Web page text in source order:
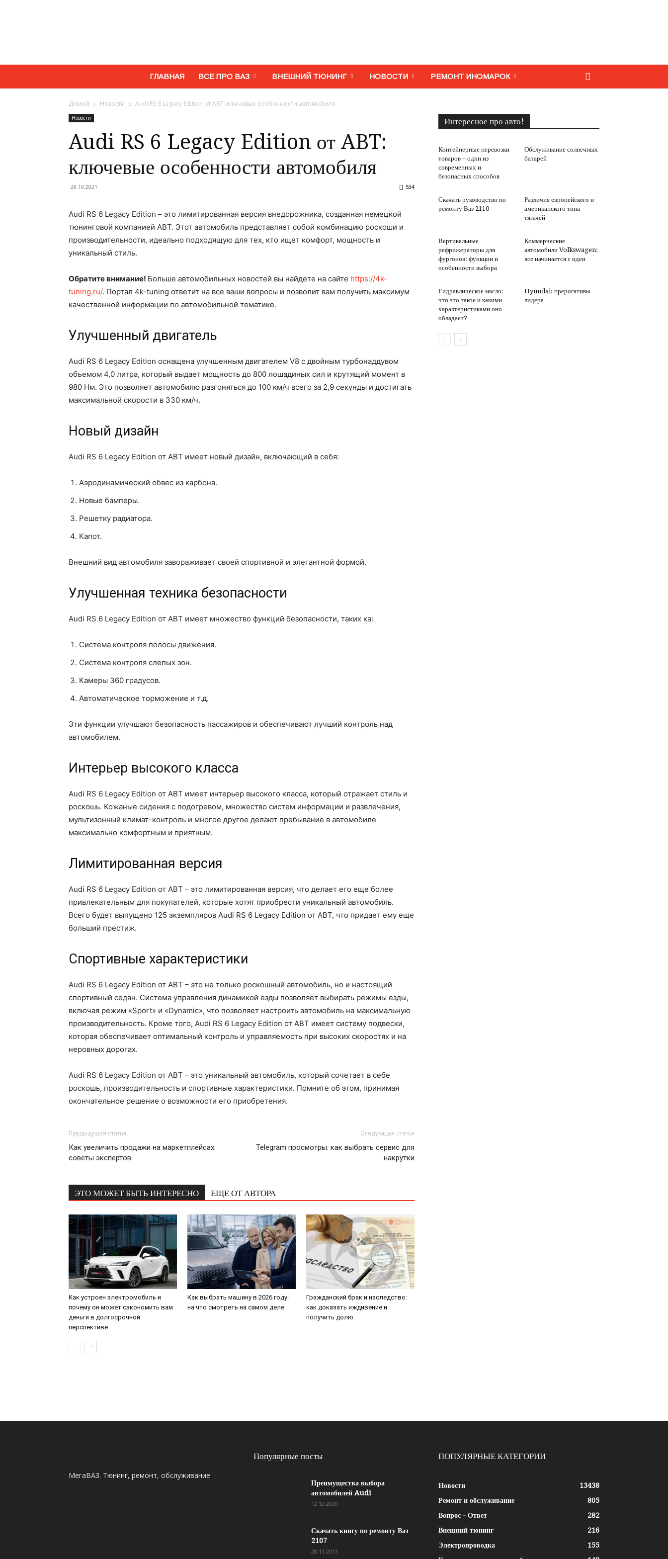
МегаВАЗ.
ГЛАВНАЯ ВСЕ ПРО ВАЗ ВНЕШНИЙ ТЮНИНГ НОВОСТИ РЕМОНТ ИНОМАРОК
Домой Новости Audi RS 6 Legacy Edition от ABT: ключевые особенности автомобиля
Новости
Audi RS 6 Legacy Edition от ABT:
ключевые особенности автомобиля
28.10.2021 534
Audi RS 6 Legacy Edition – это лимитированная версия внедорожника, созданная немецкой
тюнинговой компанией ABT. Этот автомобиль представляет собой комбинацию роскоши и
производительности, идеально подходящую для тех, кто ищет комфорт, мощность и
уникальный стиль.
Обратите внимание! Больше автомобильных новостей вы найдете на сайте https://4k-
tuning.ru/. Портал 4k-tuning ответит на все ваши вопросы и позволит вам получить максимум
качественной информации по автомобильной тематике.
Улучшенный двигатель
Audi RS 6 Legacy Edition оснащена улучшенным двигателем V8 с двойным турбонаддувом
объемом 4,0 литра, который выдает мощность до 800 лошадиных сил и крутящий момент в
980 Нм. Это позволяет автомобилю разгоняться до 100 км/ч всего за 2,9 секунды и достигать
максимальной скорости в 330 км/ч.
Новый дизайн
Audi RS 6 Legacy Edition от ABT имеет новый дизайн, включающий в себя:
Аэродинамический обвес из карбона.
Новые бамперы.
Решетку радиатора.
Капот.
Внешний вид автомобиля завораживает своей спортивной и элегантной формой.
Улучшенная техника безопасности
Audi RS 6 Legacy Edition от ABT имеет множество функций безопасности, таких ка:
Система контроля полосы движения.
Система контроля слепых зон.
Камеры 360 градусов.
Автоматическое торможение и т.д.
Эти функции улучшают безопасность пассажиров и обеспечивают лучший контроль над
автомобилем.
Интерьер высокого класса
Audi RS 6 Legacy Edition от ABT имеет интерьер высокого класса, который отражает стиль и
роскошь. Кожаные сидения с подогревом, множество систем информации и развлечения,
мультизонный климат-контроль и многое другое делают пребывание в автомобиле
максимально комфортным и приятным.
Лимитированная версия
Audi RS 6 Legacy Edition от ABT – это лимитированная версия, что делает его еще более
привлекательным для покупателей, которые хотят приобрести уникальный автомобиль.
Всего будет выпущено 125 экземпляров Audi RS 6 Legacy Edition от ABT, что придает ему еще
больший престиж.
Спортивные характеристики
Audi RS 6 Legacy Edition от ABT – это не только роскошный автомобиль, но и настоящий
спортивный седан. Система управления динамикой езды позволяет выбирать режимы езды,
включая режим «Sport» и «Dynamic», что позволяет настроить автомобиль на максимальную
производительность. Кроме того, Audi RS 6 Legacy Edition от ABT имеет систему подвески,
которая обеспечивает оптимальный контроль и управляемость при высоких скоростях и на
неровных дорогах.
Audi RS 6 Legacy Edition от ABT – это уникальный автомобиль, который сочетает в себе
роскошь, производительность и спортивные характеристики. Помните об этом, принимая
окончательное решение о возможности его приобретения.
Предыдущая статья
Как увеличить продажи на маркетплейсах:
советы экспертов
Следующая статья
Telegram просмотры: как выбрать сервис для
накрутки
ЭТО МОЖЕТ БЫТЬ ИНТЕРЕСНО ЕЩЕ ОТ АВТОРА
Как устроен электромобиль и
почему он может сэкономить вам
деньги в долгосрочной
перспективе
Как выбрать машину в 2026 году:
на что смотреть на самом деле
Гражданский брак и наследство:
как доказать иждивение и
получить долю
Интересное про авто!
Контейнерные перевозки
товаров – один из
современных и
безопасных способов
Обслуживание солнечных
батарей
Скачать руководство по
ремонту Ваз 2110
Различия европейского и
американского типа
тягачей
Вертикальные
рефрижераторы для
фургонов: функции и
особенности выбора
Коммерческие
автомобили Volkswagen:
все начинается с идеи
Гидравлическое масло:
что это такое и какими
характеристиками оно
обладает?
Hyundai: прерогативы
лидера
МегаВАЗ. Тюнинг, ремонт, обслуживание
Популярные посты
Преимущества выбора
автомобилей Audi
12.12.2020
Скачать книгу по ремонту Ваз
2107
28.11.2013
ПОПУЛЯРНЫЕ КАТЕГОРИИ
Новости
13438
Ремонт и обслуживание
805
Вопрос - Ответ
282
Внешний тюнинг
216
Электропроводка
155